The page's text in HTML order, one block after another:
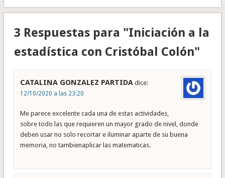
3 Respuestas para "Iniciación a la
estadística con Cristóbal Colón"
CATALINA GONZALEZ PARTIDA dice:
12/10/2020 a las 23:20
Me parece excelente cada una de estas actividades,
sobre todo las que requieren un mayor grado de nivel, donde
deben usar no solo recortar e iluminar aparte de su buena
memoria, no tambienaplicar las matematicas.